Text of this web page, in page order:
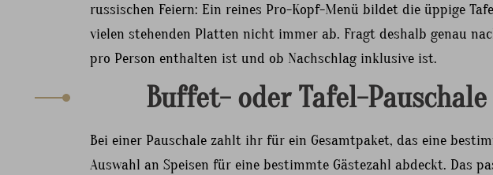
russischen Feiern: Ein reines Pro-Kopf-Menü bildet die üppige
vielen stehenden Platten nicht immer ab. Fragt deshalb genau
pro Person enthalten ist und ob Nachschlag inklusive ist.
Buffet- oder Tafel-Pauschale
Bei einer Pauschale zahlt ihr für ein Gesamtpaket, das eine
Auswahl an Speisen für eine bestimmte Gästezahl abdeckt. Das